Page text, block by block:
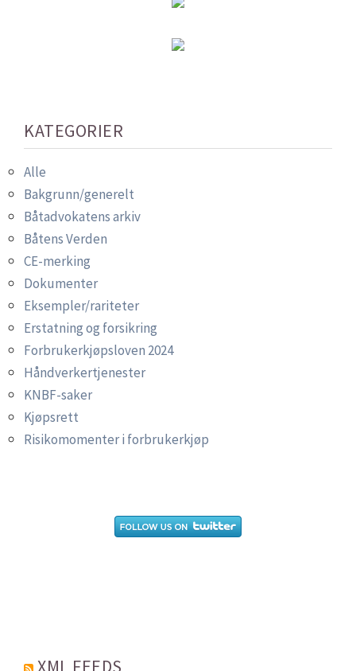
KATEGORIER
Alle
Bakgrunn/generelt
Båtadvokatens arkiv
Båtens Verden
CE-merking
Dokumenter
Eksempler/rariteter
Erstatning og forsikring
Forbrukerkjøpsloven 2024
Håndverkertjenester
KNBF-saker
Kjøpsrett
Risikomomenter i forbrukerkjøp
XML FEEDS